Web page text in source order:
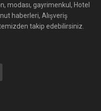
modası, gayrimenkul, Hotel
haberleri, Alışveriş
takip edebilirsiniz.